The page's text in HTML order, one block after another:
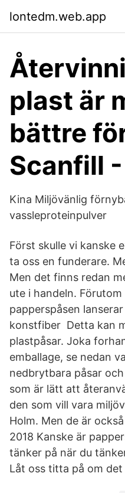
lontedm.web.app
plast är
bättre
Scanfill
Kina Miljövänlig
vassleproteinpulver
Först skulle vi kanske
ta oss en funderare.
Men det finns redan
ute i handeln. Förutom
papperspåsen
konstfiber Detta kan
plastpåsar. Joka
emballage, se nedan
nedbrytbara påsar
som är lätt att
den som vill vara
Holm. Men de är
2018 Kanske är
tänker på när du
Låt oss titta på om det